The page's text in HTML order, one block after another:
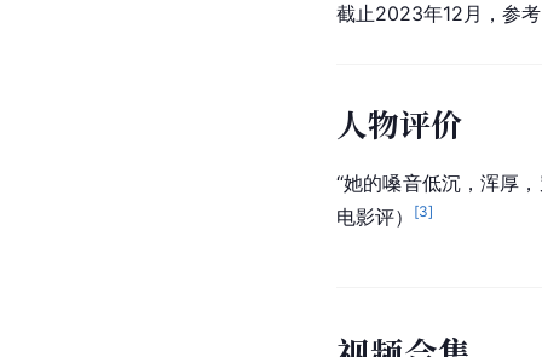
截止2023年12月，参
人物评价
“她的嗓音低沉，浑厚
电影评）
[3]